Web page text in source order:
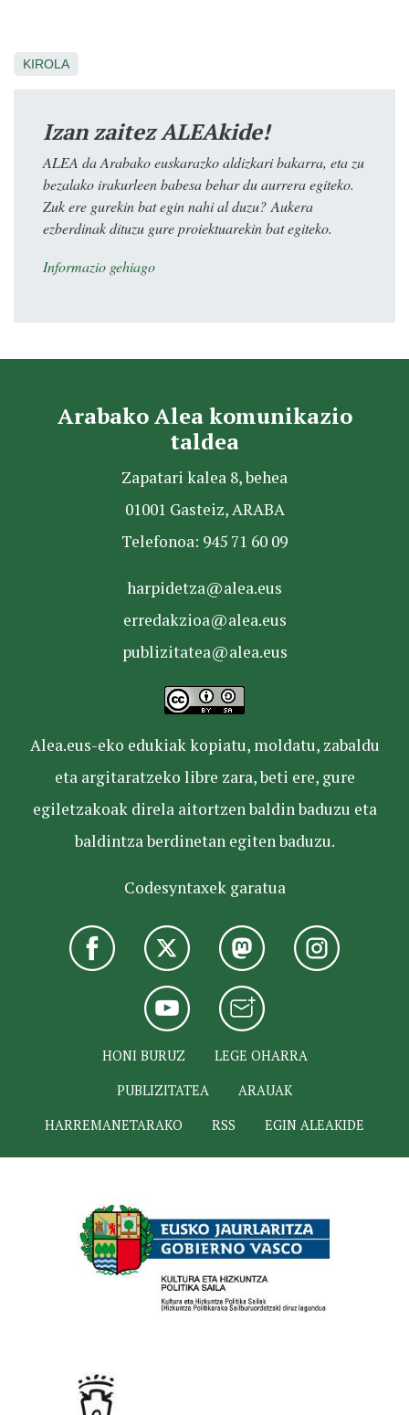
KIROLA
Izan zaitez ALEAkide!
ALEA da Arabako euskarazko aldizkari bakarra, eta zu
bezalako irakurleen babesa behar du aurrera egiteko.
Zuk ere gurekin bat egin nahi al duzu? Aukera
ezberdinak dituzu gure proiektuarekin bat egiteko.
Informazio gehiago
Arabako Alea komunikazio
taldea
Zapatari kalea 8, behea
01001 Gasteiz, ARABA
Telefonoa: 945 71 60 09
harpidetza@alea.eus
erredakzioa@alea.eus
publizitatea@alea.eus
Alea.eus-eko edukiak kopiatu, moldatu, zabaldu
eta argitaratzeko libre zara, beti ere, gure
egiletzakoak direla aitortzen baldin baduzu eta
baldintza berdinetan egiten baduzu.
Codesyntaxek garatua
HONI BURUZ
LEGE OHARRA
PUBLIZITATEA
ARAUAK
HARREMANETARAKO
RSS EGIN ALEAKIDE